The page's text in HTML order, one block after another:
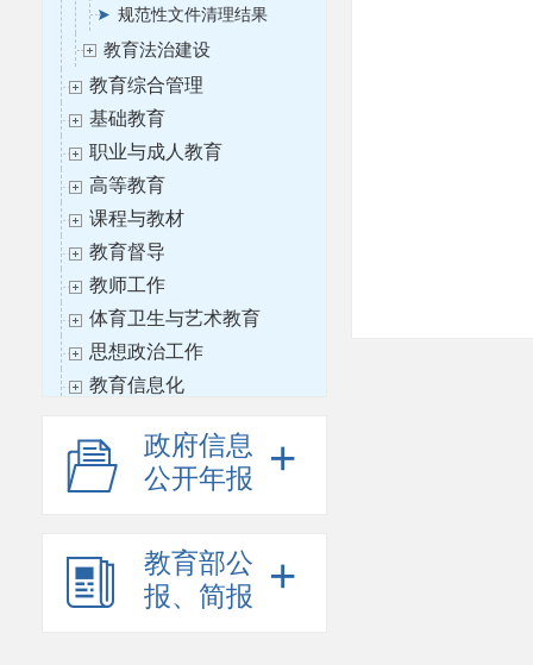
规范性文件清理结果
教育法治建设
教育综合管理
基础教育
职业与成人教育
高等教育
课程与教材
教育督导
教师工作
体育卫生与艺术教育
思想政治工作
教育信息化
国际合作与交流
语言文字工作
政府信息
公开年报
+
教育部公
报、简报
+